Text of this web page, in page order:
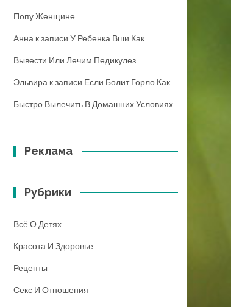
Попу Женщине
Анна к записи У Ребенка Вши Как
Вывести Или Лечим Педикулез
Эльвира к записи Если Болит Горло Как
Быстро Вылечить В Домашних Условиях
Реклама
Рубрики
Всё О Детях
Красота И Здоровье
Рецепты
Секс И Отношения